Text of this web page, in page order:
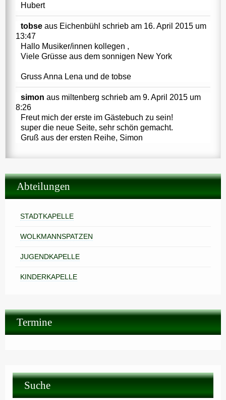
Hubert
tobse aus Eichenbühl schrieb am 16. April 2015 um
13:47
Hallo Musiker/innen kollegen ,
Viele Grüsse aus dem sonnigen New York
Gruss Anna Lena und de tobse
simon aus miltenberg schrieb am 9. April 2015 um
8:26
Freut mich der erste im Gästebuch zu sein!
super die neue Seite, sehr schön gemacht.
Gruß aus der ersten Reihe, Simon
Abteilungen
STADTKAPELLE
WOLKMANNSPATZEN
JUGENDKAPELLE
KINDERKAPELLE
Termine
Suche